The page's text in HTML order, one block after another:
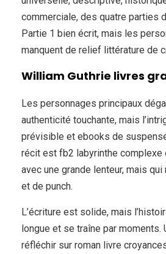
commerciale, des quatre parties
Partie 1 bien écrit, mais les
manquent de relief littérature de
William Guthrie livres
Les personnages principaux
authenticité touchante, mais
prévisible et ebooks de
récit est fb2 labyrinthe complexe
avec une grande lenteur, mais
et de punch.
L’écriture est solide, mais
longue et se traîne par moments.
réfléchir sur roman livre